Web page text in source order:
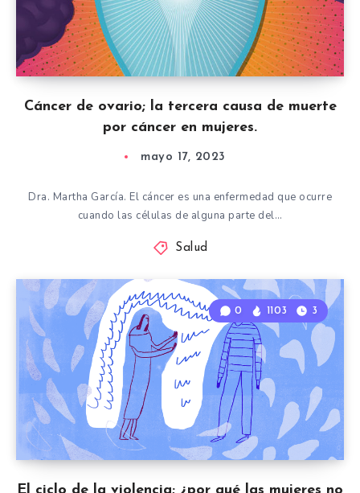
Cáncer de ovario; la tercera causa de muerte
por cáncer en mujeres.
mayo 17, 2023
Dra. Martha García. El cáncer es una enfermedad que ocurre
cuando las células de alguna parte del…
Salud
0 1103 3